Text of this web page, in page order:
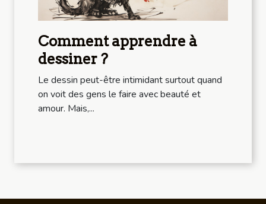
Comment apprendre à
dessiner ?
Le dessin peut-être intimidant surtout quand
on voit des gens le faire avec beauté et
amour. Mais,...